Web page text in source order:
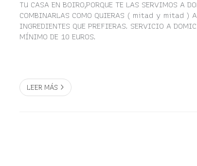
TU CASA EN BOIRO,PORQUE TE LAS SERVIMOS A
COMBINARLAS COMO QUIERAS ( mitad y mitad )
INGREDIENTES QUE PREFIERAS. SERVICIO A
MÍNIMO DE 10 EUROS.
LEER MÁS